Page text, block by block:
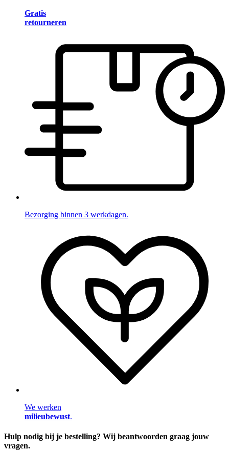
Gratis
retourneren
Bezorging binnen 3 werkdagen.
We werken
milieubewust.
Hulp nodig bij je bestelling? Wij beantwoorden graag jouw
vragen.